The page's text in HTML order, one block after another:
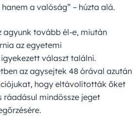
a valóság” – húzta alá.
agyunk tovább él-e, miután
az egyetemi
választ találni.
az agysejtek 48 órával azután
hogy eltávolították őket
ráadásul mindössze jeget